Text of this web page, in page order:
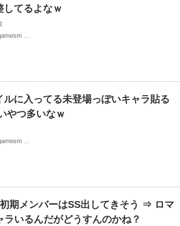
してるよなｗ
…
ルに入ってる未登場っぽいキャラ貼る
やつ多いなｗ
…
初期メンバーはSS出してきそう ⇒ ロマ
いるんだがどうすんのかね？